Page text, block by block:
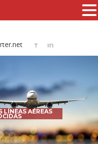
LÍNEAS AÉREAS